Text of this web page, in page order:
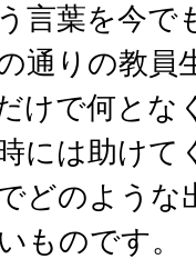
言葉を今で
通りの教員
けで何とな
には助けて
どのような
いものです